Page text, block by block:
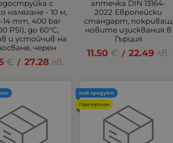
с
налягане - 10 м,
14 mm, 400 bar
PSI), до 60°C,
и устойчив на
черен
€ / 27.28 лв.
аптечка DIN 13164-
2022 Европейски
стандарт, покриващ
новите изисквания в
Гърция
11.50 € / 22.49 лв.
Нов продукт
Препоръчан